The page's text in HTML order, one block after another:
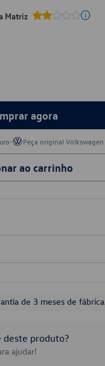
Matriz
agora
• Peça original Volkswagen
ao carrinho
de 3 meses de fábrica
deste produto?
ajudar!